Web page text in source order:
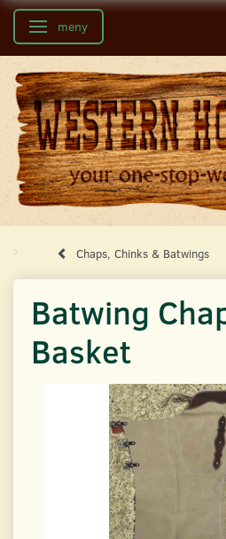
Ändra navigering
meny
Chaps, Chinks & Batwings
Batwing
Basket